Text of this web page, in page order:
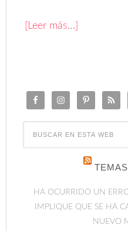
[Leer más…]
HA OCURRIDO UN
IMPLIQUE QUE SE HA
NUEVO